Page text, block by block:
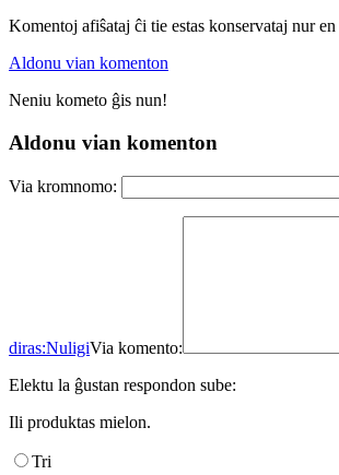
Komentoj afiŝataj ĉi tie estas konservataj nur
Aldonu vian komenton
Neniu kometo ĝis nun!
Aldonu vian komenton
Via kromnomo:
diras:NuligiVia komento:
Elektu la ĝustan respondon sube:
Ili produktas mielon.
Tri